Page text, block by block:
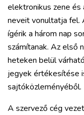
elektronikus zene és
neveit vonultatja fel.
ígérik a három nap
számítanak. Az első
heteken belül
jegyek értékesítése
sajtóközleményéből.
A szervező cég